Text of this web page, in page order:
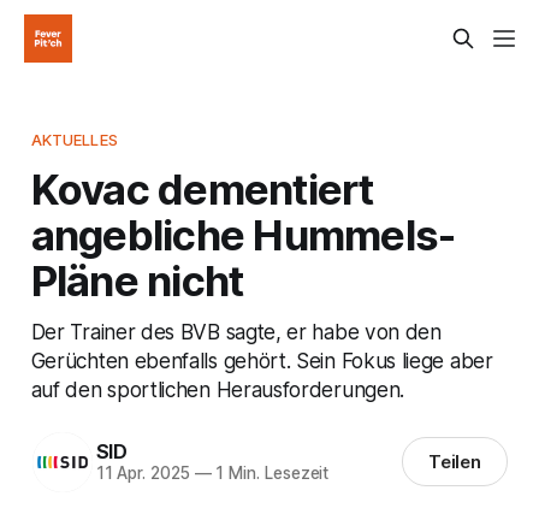
AKTUELLES
Kovac dementiert
angebliche Hummels-
Pläne nicht
Der Trainer des BVB sagte, er habe von den
Gerüchten ebenfalls gehört. Sein Fokus liege aber
auf den sportlichen Herausforderungen.
SID
11 Apr. 2025 —1 Min. Lesezeit Teilen